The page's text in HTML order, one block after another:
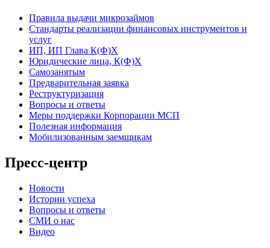
Правила выдачи микрозаймов
Стандарты реализации финансовых инструментов и
услуг
ИП, ИП Глава К(Ф)Х
Юридические лица, К(Ф)Х
Самозанятым
Предварительная заявка
Реструктуризация
Вопросы и ответы
Меры поддержки Корпорации МСП
Полезная информация
Мобилизованным заемщикам
Пресс-центр
Новости
Истории успеха
Вопросы и ответы
СМИ о нас
Видео